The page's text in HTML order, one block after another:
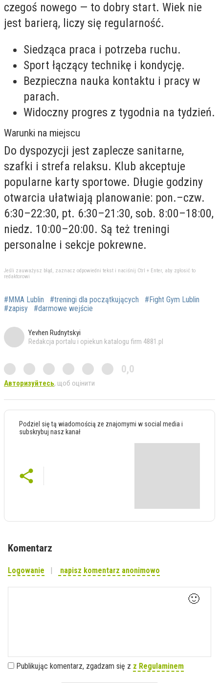
czegoś nowego — to dobry start. Wiek nie
jest barierą, liczy się regularność.
Siedząca praca i potrzeba ruchu.
Sport łączący technikę i kondycję.
Bezpieczna nauka kontaktu i pracy w
parach.
Widoczny progres z tygodnia na tydzień.
Warunki na miejscu
Do dyspozycji jest zaplecze sanitarne,
szafki i strefa relaksu. Klub akceptuje
popularne karty sportowe. Długie godziny
otwarcia ułatwiają planowanie: pon.–czw.
6:30–22:30, pt. 6:30–21:30, sob. 8:00–18:00,
niedz. 10:00–20:00. Są też treningi
personalne i sekcje pokrewne.
Jeśli zauważysz błąd, zaznacz odpowiedni tekst i naciśnij Ctrl + Enter, aby zgłosić to
redaktorowi
#MMA Lublin #treningi dla początkujących
#Fight Gym Lublin
#zapisy
#darmowe wejście
Yevhen Rudnytskyi
Redakcja portalu i opiekun katalogu firm 4881.pl
0,0
Авторизуйтесь, щоб оцінити
Podziel się tą wiadomością ze znajomymi w social media i
subskrybuj nasz kanał
Komentarz
Logowanie napisz komentarz anonimowo
🙂
Publikując komentarz, zgadzam się z z Regulaminem